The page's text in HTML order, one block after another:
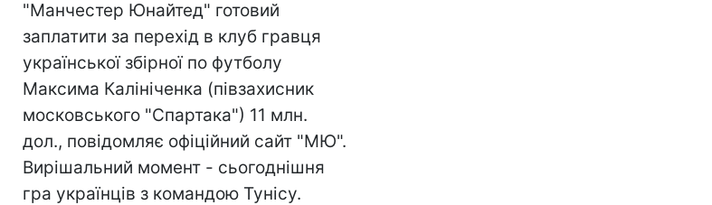
"Манчестер Юнайтед" готовий
заплатити за перехід в клуб гравця
української збірної по футболу
Максима Калініченка (півзахисник
московського "Спартака") 11 млн.
дол., повідомляє офіційний сайт "МЮ".
Вирішальний момент - сьогоднішня
гра українців з командою Тунісу.